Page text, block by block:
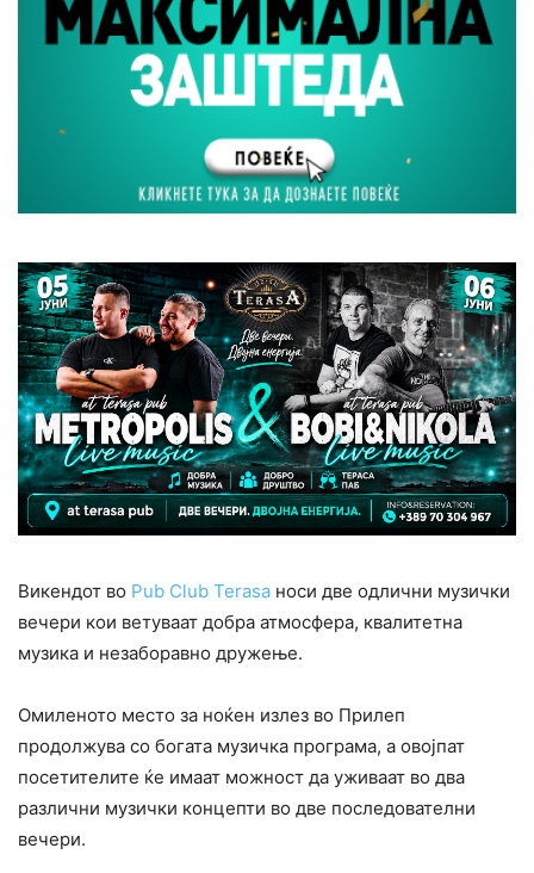
Викендот во Pub Club Terasa носи две одлични музички
вечери кои ветуваат добра атмосфера, квалитетна
музика и незаборавно дружење.
Омиленото место за ноќен излез во Прилеп
продолжува со богата музичка програма, а овојпат
посетителите ќе имаат можност да уживаат во два
различни музички концепти во две последователни
вечери.